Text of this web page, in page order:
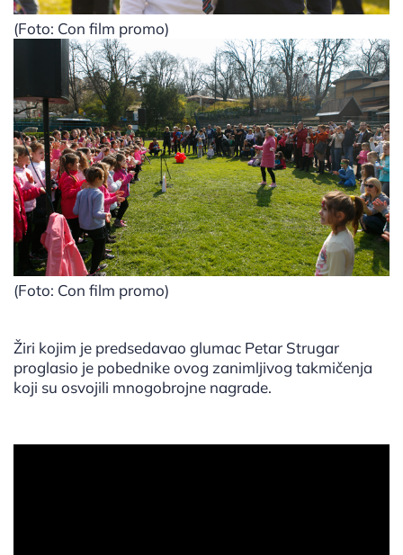
(Foto: Con film promo)
(Foto: Con film promo)
Žiri kojim je predsedavao glumac Petar Strugar
proglasio je pobednike ovog zanimljivog takmičenja
koji su osvojili mnogobrojne nagrade.